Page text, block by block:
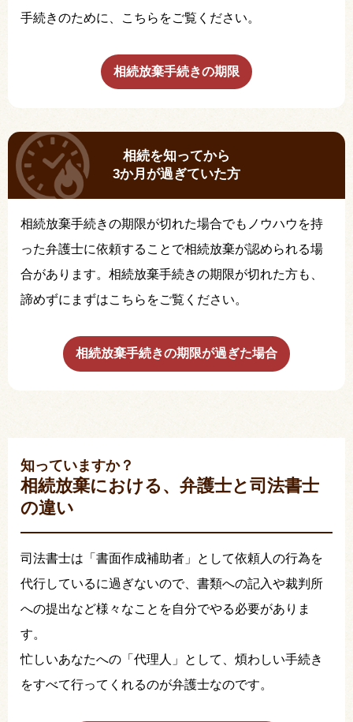
手続きのために、こちらをご覧ください。
相続放棄手続きの期限
相続を知ってから
3か月が過ぎていた方
相続放棄手続きの期限が切れた場合でもノウハウを持
った弁護士に依頼することで相続放棄が認められる場
合があります。相続放棄手続きの期限が切れた方も、
諦めずにまずはこちらをご覧ください。
相続放棄手続きの期限が過ぎた場合
知っていますか？
相続放棄における、弁護士と司法書士
の違い
司法書士は「書面作成補助者」として依頼人の行為を
代行しているに過ぎないので、書類への記入や裁判所
への提出など様々なことを自分でやる必要がありま
す。
忙しいあなたへの「代理人」として、煩わしい手続き
をすべて行ってくれるのが弁護士なのです。